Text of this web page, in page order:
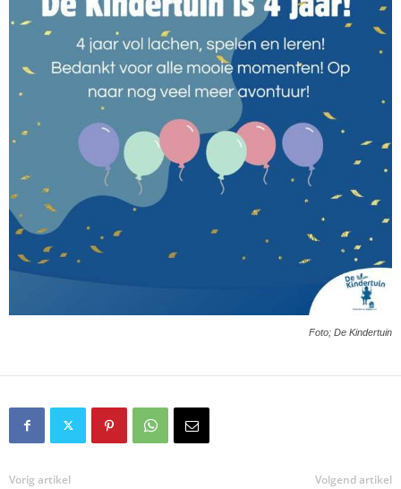
Foto; De Kindertuin
Vorig artikel Volgend artikel